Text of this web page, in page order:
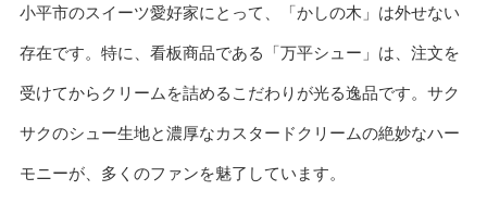
小平市のスイーツ愛好家にとって、「かしの木」は外せない
存在です。特に、看板商品である「万平シュー」は、注文を
受けてからクリームを詰めるこだわりが光る逸品です。サク
サクのシュー生地と濃厚なカスタードクリームの絶妙なハー
モニーが、多くのファンを魅了しています。